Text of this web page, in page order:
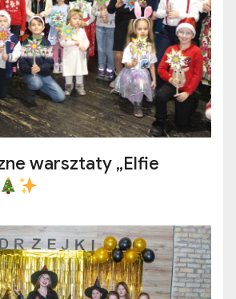
warsztaty „Elfie